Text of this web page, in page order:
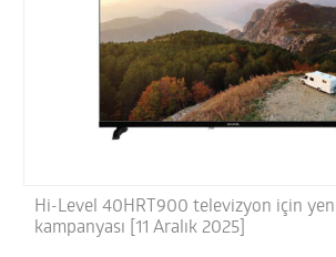
Hi-Level 40HRT900 televizyon için yeni
kampanyası [11 Aralık 2025]